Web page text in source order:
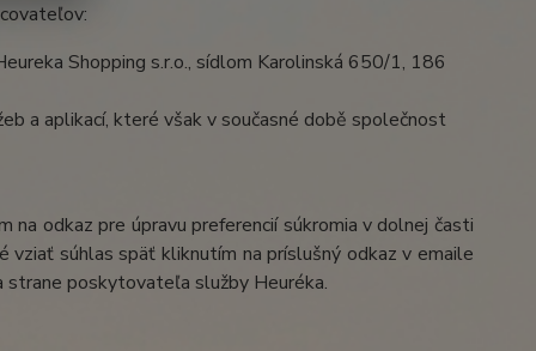
Shopping s.r.o., sídlom Karolinská 650/1, 186
a aplikací, které však v současné době společnost
odkaz pre úpravu preferencií súkromia v dolnej časti
súhlas späť kliknutím na príslušný odkaz v emaile
poskytovateľa služby Heuréka.